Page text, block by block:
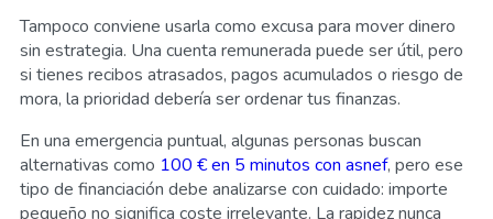
Tampoco conviene usarla como excusa para mover dinero
sin estrategia. Una cuenta remunerada puede ser útil, pero
si tienes recibos atrasados, pagos acumulados o riesgo de
mora, la prioridad debería ser ordenar tus finanzas.
En una emergencia puntual, algunas personas buscan
alternativas como 100 € en 5 minutos con asnef, pero ese
tipo de financiación debe analizarse con cuidado: importe
pequeño no significa coste irrelevante. La rapidez nunca